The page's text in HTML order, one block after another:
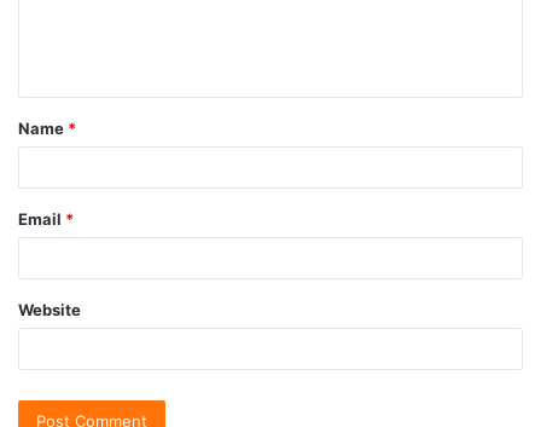
Name *
Email *
Website